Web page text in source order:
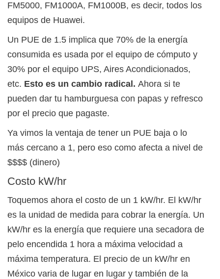
FM5000, FM1000A, FM1000B, es decir, todos los
equipos de Huawei.
Un PUE de 1.5 implica que 70% de la energía
consumida es usada por el equipo de cómputo y
30% por el equipo UPS, Aires Acondicionados,
etc. Esto es un cambio radical. Ahora si te
pueden dar tu hamburguesa con papas y refresco
por el precio que pagaste.
Ya vimos la ventaja de tener un PUE baja o lo
más cercano a 1, pero eso como afecta a nivel de
$$$$ (dinero)
Costo kW/hr
Toquemos ahora el costo de un 1 kW/hr. El kW/hr
es la unidad de medida para cobrar la energía. Un
kW/hr es la energía que requiere una secadora de
pelo encendida 1 hora a máxima velocidad a
máxima temperatura. El precio de un kW/hr en
México varia de lugar en lugar y también de la